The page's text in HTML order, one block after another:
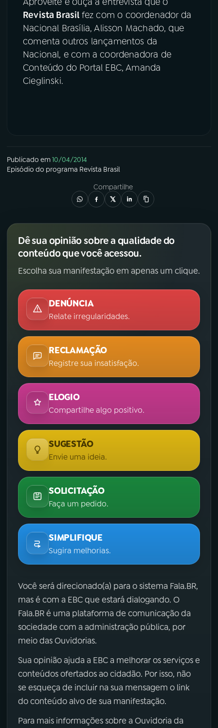
Revista Brasil fez com o coordenador da
Nacional Brasília, Alisson Machado, que
comenta outros lançamentos da
Nacional, e com a coordenadora de
Conteúdo do Portal EBC, Amanda
Cieglinski.
Publicado em10/04/2014
Episódio do programa Revista Brasil
Compartilhe
Dê sua opinião sobre a qualidade do
conteúdo que você acessou.
Escolha sua manifestação em apenas um clique.
DENÚNCIA
Relate irregularidades.
RECLAMAÇÃO
Registre sua insatisfação.
ELOGIO
Compartilhe algo positivo.
SUGESTÃO
Envie uma ideia.
SOLICITAÇÃO
Faça um pedido.
SIMPLIFIQUE
Sugira melhorias.
Você será direcionado(a) para o sistema Fala.BR,
mas é com a EBC que estará dialogando. O
Fala.BR é uma plataforma de comunicação da
sociedade com a administração pública, por
meio das Ouvidorias.
Sua opinião ajuda a EBC a melhorar os serviços e
conteúdos ofertados ao cidadão. Por isso, não
se esqueça de incluir na sua mensagem o link
do conteúdo alvo de sua manifestação.
Para mais informações sobre a Ouvidoria da